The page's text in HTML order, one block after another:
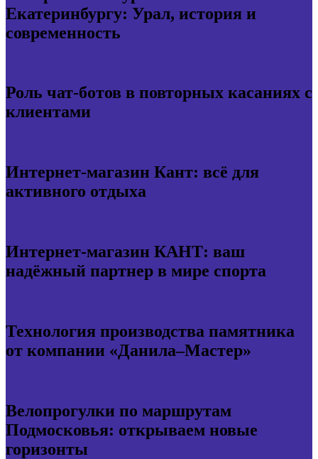
Екатеринбургу: Урал, история и
современность
Роль чат-ботов в повторных касаниях с
клиентами
Интернет-магазин Кант: всё для
активного отдыха
Интернет-магазин КАНТ: ваш
надёжный партнер в мире спорта
Технология производства памятника
от компании «Данила–Мастер»
Велопрогулки по маршрутам
Подмосковья: открываем новые
горизонты